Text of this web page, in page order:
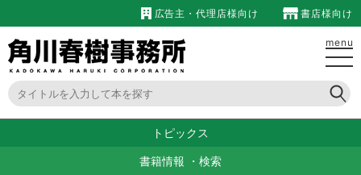
広告主・代理店様向け 書店様向け
menu
トピックス
書籍情報 ・ 検索